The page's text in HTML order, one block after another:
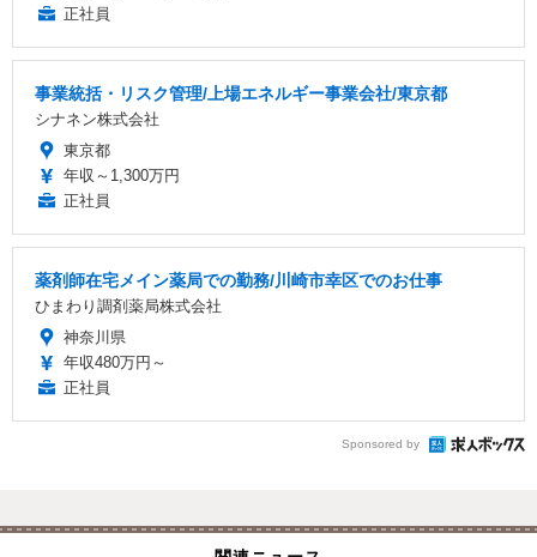
正社員
事業統括・リスク管理/上場エネルギー事業会社/東京都
シナネン株式会社
東京都
年収～1,300万円
正社員
薬剤師在宅メイン薬局での勤務/川崎市幸区でのお仕事
ひまわり調剤薬局株式会社
神奈川県
年収480万円～
正社員
Sponsored by